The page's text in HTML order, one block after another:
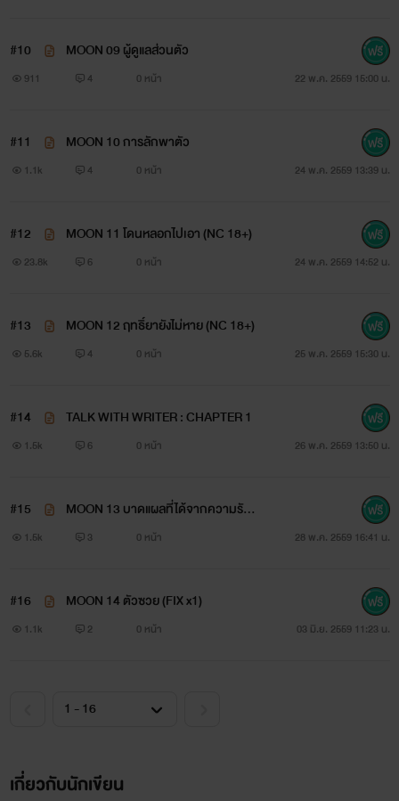
เด็กซ์
"ถ้านายไม่กลัวว่าจะโดนความโชคร้ายขั้นขีดสุดล่ะก็ มาอยู่กับฉัน
#10 MOON 09 ผู้ดูแลส่วนตัว
911 4 0 หน้า 22 พ.ค. 2559 15:00 น.
#11 MOON 10 การลักพาตัว
1.1k 4 0 หน้า 24 พ.ค. 2559 13:39 น.
#12 MOON 11 โดนหลอกไปเอา (NC 18+)
23.8k 6 0 หน้า 24 พ.ค. 2559 14:52 น.
#13 MOON 12 ฤทธิ์ยายังไม่หาย (NC 18+)
5.6k 4 0 หน้า 25 พ.ค. 2559 15:30 น.
#14 TALK WITH WRITER : CHAPTER 1
1.5k 6 0 หน้า 26 พ.ค. 2559 13:50 น.
#15
MOON 13 บาดแผลที่ได้จากความรัก
(PG 13+)
1.5k 3 0 หน้า 28 พ.ค. 2559 16:41 น.
#16 MOON 14 ตัวซวย (FIX x1)
1.1k 2 0 หน้า 03 มิ.ย. 2559 11:23 น.
เกี่ยวกับนักเขียน